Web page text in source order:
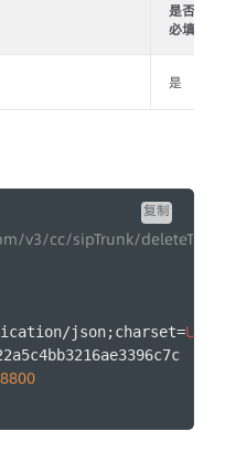
是否
必填
是
复制
v3/cc/sipTrunk/
json;charset=UTF